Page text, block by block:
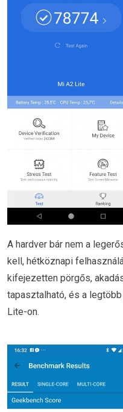
A hardver bár nem a
kell, hétköznapi
kifejezetten pörgős,
tapasztalható, és a
Lite-on.